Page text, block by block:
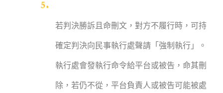
若判決勝訴且命刪文，對方不履行時，可持
確定判決向民事執行處聲請「強制執行」。
執行處會發執行命令給平台或被告，命其刪
除，若仍不從，平台負責人或被告可能被處